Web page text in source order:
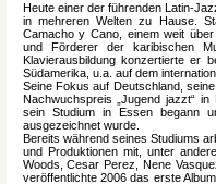
Heute einer der führenden Latin-
in mehreren Welten zu Hause.
Camacho y Cano, einem weit
und Förderer der karibischen
Klavierausbildung konzertierte er
Südamerika, u.a. auf dem
Seine Fokus auf Deutschland,
Nachwuchspreis „Jugend jazzt“
sein Studium in Essen begann
ausgezeichnet wurde.
Bereits während seines Studiums
und Produktionen mit, unter
Woods, Cesar Perez, Nene
veröffentlichte 2006 das erste